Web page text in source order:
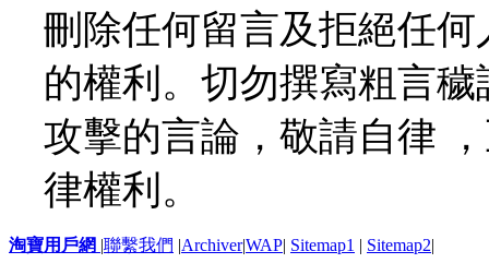
刪除任何留言及拒絕任
的權利。切勿撰寫粗言
攻擊的言論，敬請自律
律權利。
淘寶用戶網 |聯繫我們 |Archiver|WAP| Sitemap1 | Sitemap2|